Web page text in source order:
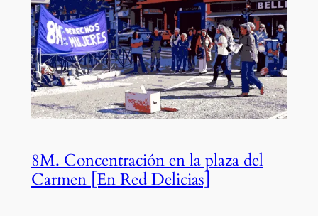
8M. Concentración en la plaza del
Carmen [En Red Delicias]